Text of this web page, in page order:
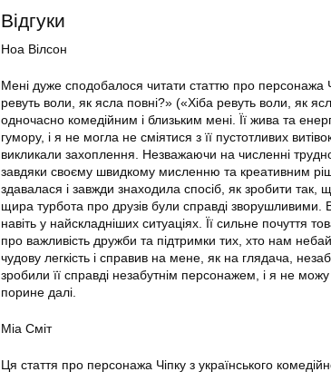
Відгуки
Ноа Вілсон
Мені дуже сподобалося читати статтю про персонажа
ревуть воли, як ясла повні?» («Хіба ревуть воли, як
одночасно комедійним і близьким мені. Її жива та
гумору, і я не могла не сміятися з її пустотливих
викликали захоплення. Незважаючи на численні
завдяки своєму швидкому мисленню та креативним
здавалася і завжди знаходила спосіб, як зробити так,
щира турбота про друзів були справді
навіть у найскладніших ситуаціях. Її сильне почуття
про важливість дружби та підтримки тих, хто нам
чудову легкість і справив на мене, як на глядача,
зробили її справді незабутнім персонажем, і я не
порине далі.
Міа Сміт
Ця стаття про персонажа Чіпку з українського